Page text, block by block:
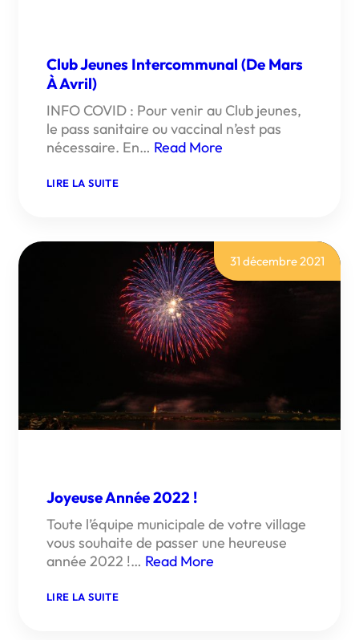
Club Jeunes Intercommunal (de Mars
À Avril)
INFO COVID : Pour venir au Club jeunes,
le pass sanitaire ou vaccinal n’est pas
nécessaire. En… Read More
LIRE LA SUITE:
MARS
AVRIL)
31 décembre 2021
Joyeuse Année 2022 !
Toute l’équipe municipale de votre village
vous souhaite de passer une heureuse
année 2022 !… Read More
LIRE LA SUITE: